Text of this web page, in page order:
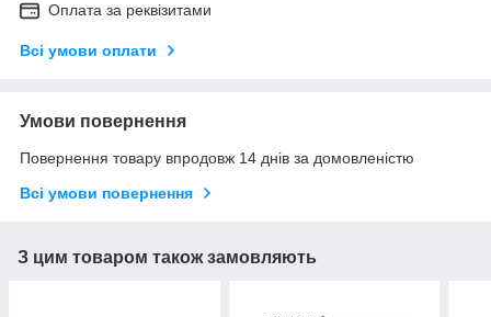
Оплата за реквізитами
Всі умови оплати
Умови повернення
Повернення товару впродовж 14 днів за домовленістю
Всі умови повернення
З цим товаром також замовляють